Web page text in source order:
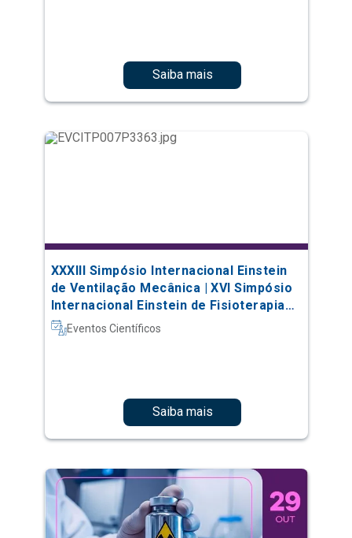
Saiba mais
XXXIII Simpósio Internacional Einstein
de Ventilação Mecânica | XVI Simpósio
Internacional Einstein de Fisioterapia
em Terapia Intensiva
Eventos Científicos
Saiba mais